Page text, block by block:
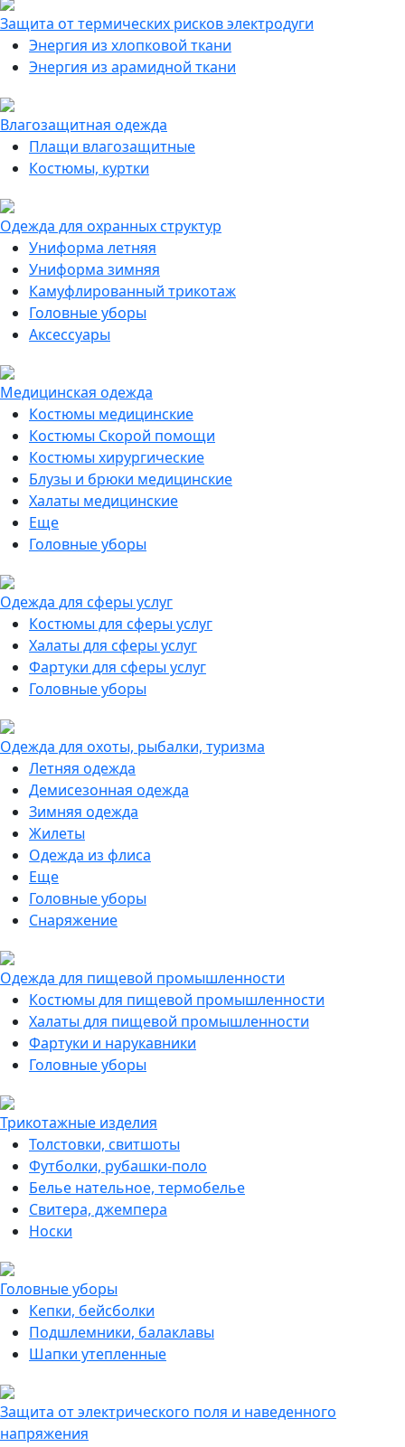
Защита от термических рисков электродуги
Энергия из хлопковой ткани
Энергия из арамидной ткани
Влагозащитная одежда
Плащи влагозащитные
Костюмы, куртки
Одежда для охранных структур
Униформа летняя
Униформа зимняя
Камуфлированный трикотаж
Головные уборы
Аксессуары
Медицинская одежда
Костюмы медицинские
Костюмы Скорой помощи
Костюмы хирургические
Блузы и брюки медицинские
Халаты медицинские
Еще
Головные уборы
Одежда для сферы услуг
Костюмы для сферы услуг
Халаты для сферы услуг
Фартуки для сферы услуг
Головные уборы
Одежда для охоты, рыбалки, туризма
Летняя одежда
Демисезонная одежда
Зимняя одежда
Жилеты
Одежда из флиса
Еще
Головные уборы
Снаряжение
Одежда для пищевой промышленности
Костюмы для пищевой промышленности
Халаты для пищевой промышленности
Фартуки и нарукавники
Головные уборы
Трикотажные изделия
Толстовки, свитшоты
Футболки, рубашки-поло
Белье нательное, термобелье
Свитера, джемпера
Носки
Головные уборы
Кепки, бейсболки
Подшлемники, балаклавы
Шапки утепленные
Защита от электрического поля и наведенного
напряжения